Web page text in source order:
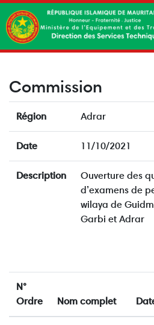
Commission
Région Adrar
Date 11/10/2021
Description
Ouverture des
d’examens de
wilaya de
Garbi et Adrar
N°
Ordre
Nom complet